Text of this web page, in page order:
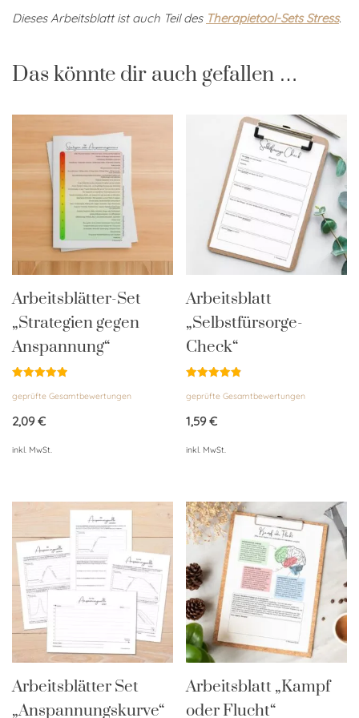
Dieses Arbeitsblatt ist auch Teil des Therapietool-Sets Stress.
Das könnte dir auch gefallen …
Arbeitsblätter-Set
„Strategien gegen
Anspannung“
mit
von 5
geprüfte Gesamtbewertungen
2,09€
inkl. MwSt.
Arbeitsblatt
„Selbstfürsorge-
Check“
mit
von 5
geprüfte Gesamtbewertungen
1,59€
inkl. MwSt.
Arbeitsblätter Set
„Anspannungskurve“
Arbeitsblatt „Kampf
oder Flucht“